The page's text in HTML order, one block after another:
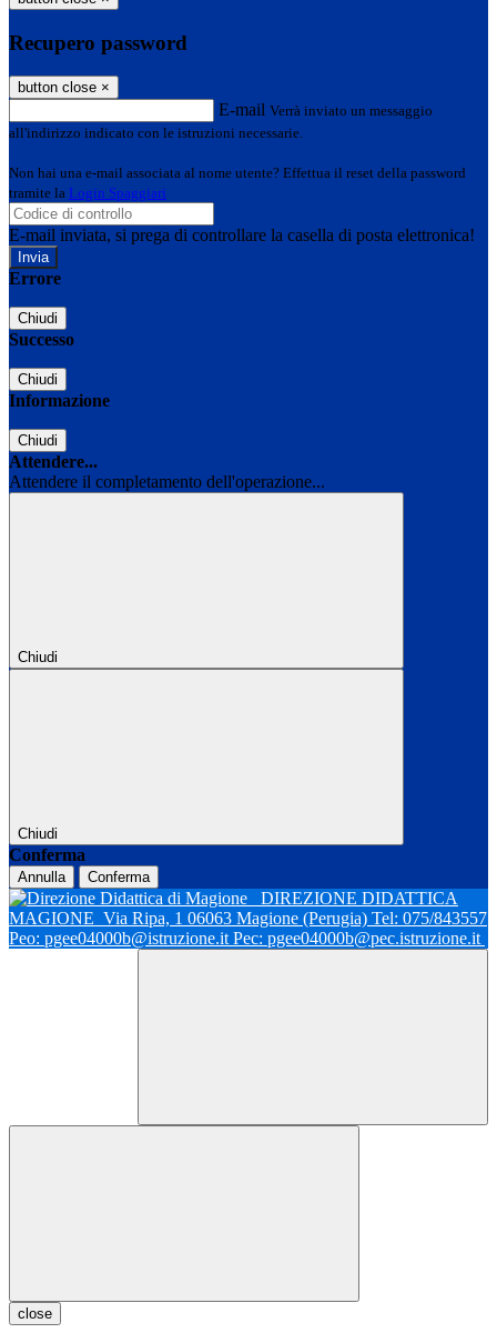
Recupero password
button close ×
E-mail Verrà inviato un messaggio
all'indirizzo indicato con le istruzioni necessarie.
Non hai una e-mail associata al nome utente? Effettua il reset della password
tramite la Login Spaggiari
E-mail inviata, si prega di controllare la casella di posta elettronica!
Errore
Chiudi
Successo
Chiudi
Informazione
Chiudi
Attendere...
Attendere il completamento dell'operazione...
Chiudi
Chiudi
Conferma
Annulla Conferma
DIREZIONE DIDATTICA
MAGIONE Via Ripa, 1 06063 Magione (Perugia) Tel: 075/843557
Peo: pgee04000b@istruzione.it Pec: pgee04000b@pec.istruzione.it
close